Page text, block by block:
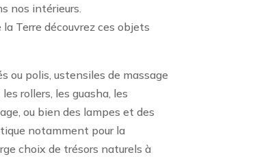
nos intérieurs.
Terre découvrez ces objets
ou polis, ustensiles de massage
rollers, les guasha, les
ou bien des lampes et des
notamment pour la
choix de trésors naturels à